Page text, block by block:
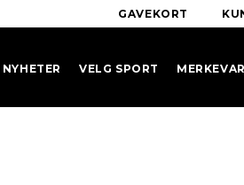
GAVEKORT
NYHETER VELG SPORT